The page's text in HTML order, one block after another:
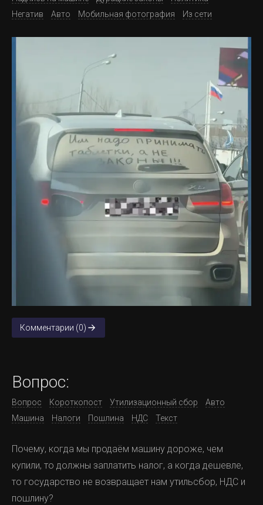
Негатив
Авто Мобильная фотография Из сети
Комментарии (0)
Вопрос:
Вопрос Короткопост Утилизационный сбор
Авто
Машина
Налоги Пошлина НДС Текст
Почему, когда мы продаём машину дороже, чем
купили, то должны заплатить налог, а когда дешевле,
то государство не возвращает нам утильсбор, НДС и
пошлину?